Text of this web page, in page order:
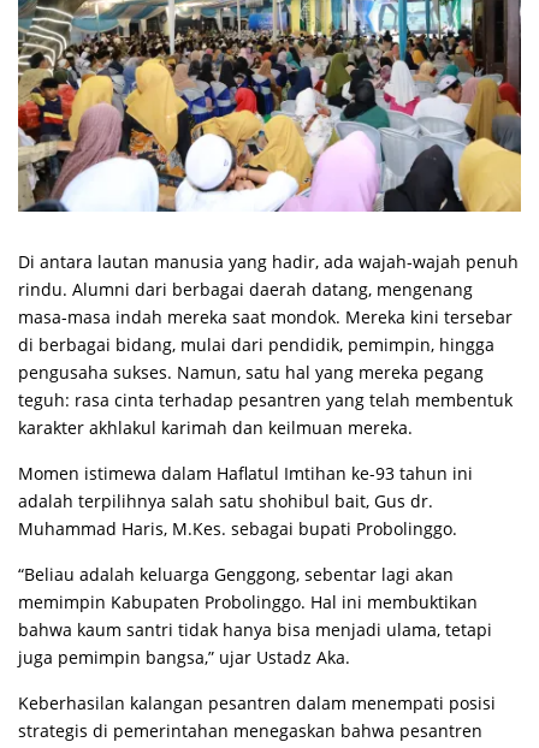
Di antara lautan manusia yang hadir, ada wajah-wajah penuh
rindu. Alumni dari berbagai daerah datang, mengenang
masa-masa indah mereka saat mondok. Mereka kini tersebar
di berbagai bidang, mulai dari pendidik, pemimpin, hingga
pengusaha sukses. Namun, satu hal yang mereka pegang
teguh: rasa cinta terhadap pesantren yang telah membentuk
karakter akhlakul karimah dan keilmuan mereka.
Momen istimewa dalam Haflatul Imtihan ke-93 tahun ini
adalah terpilihnya salah satu shohibul bait, Gus dr.
Muhammad Haris, M.Kes. sebagai bupati Probolinggo.
“Beliau adalah keluarga Genggong, sebentar lagi akan
memimpin Kabupaten Probolinggo. Hal ini membuktikan
bahwa kaum santri tidak hanya bisa menjadi ulama, tetapi
juga pemimpin bangsa,” ujar Ustadz Aka.
Keberhasilan kalangan pesantren dalam menempati posisi
strategis di pemerintahan menegaskan bahwa pesantren